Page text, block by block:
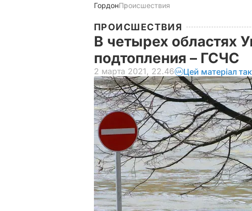
ГордонПроисшествия
ПРОИСШЕСТВИЯ
В четырех областях
подтопления – ГСЧС
2 марта 2021, 22.46 Цей матеріал